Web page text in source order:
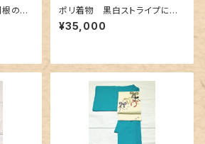
の地
ポリ着物 黒白ストライプに猫
の刺繍
¥35,000